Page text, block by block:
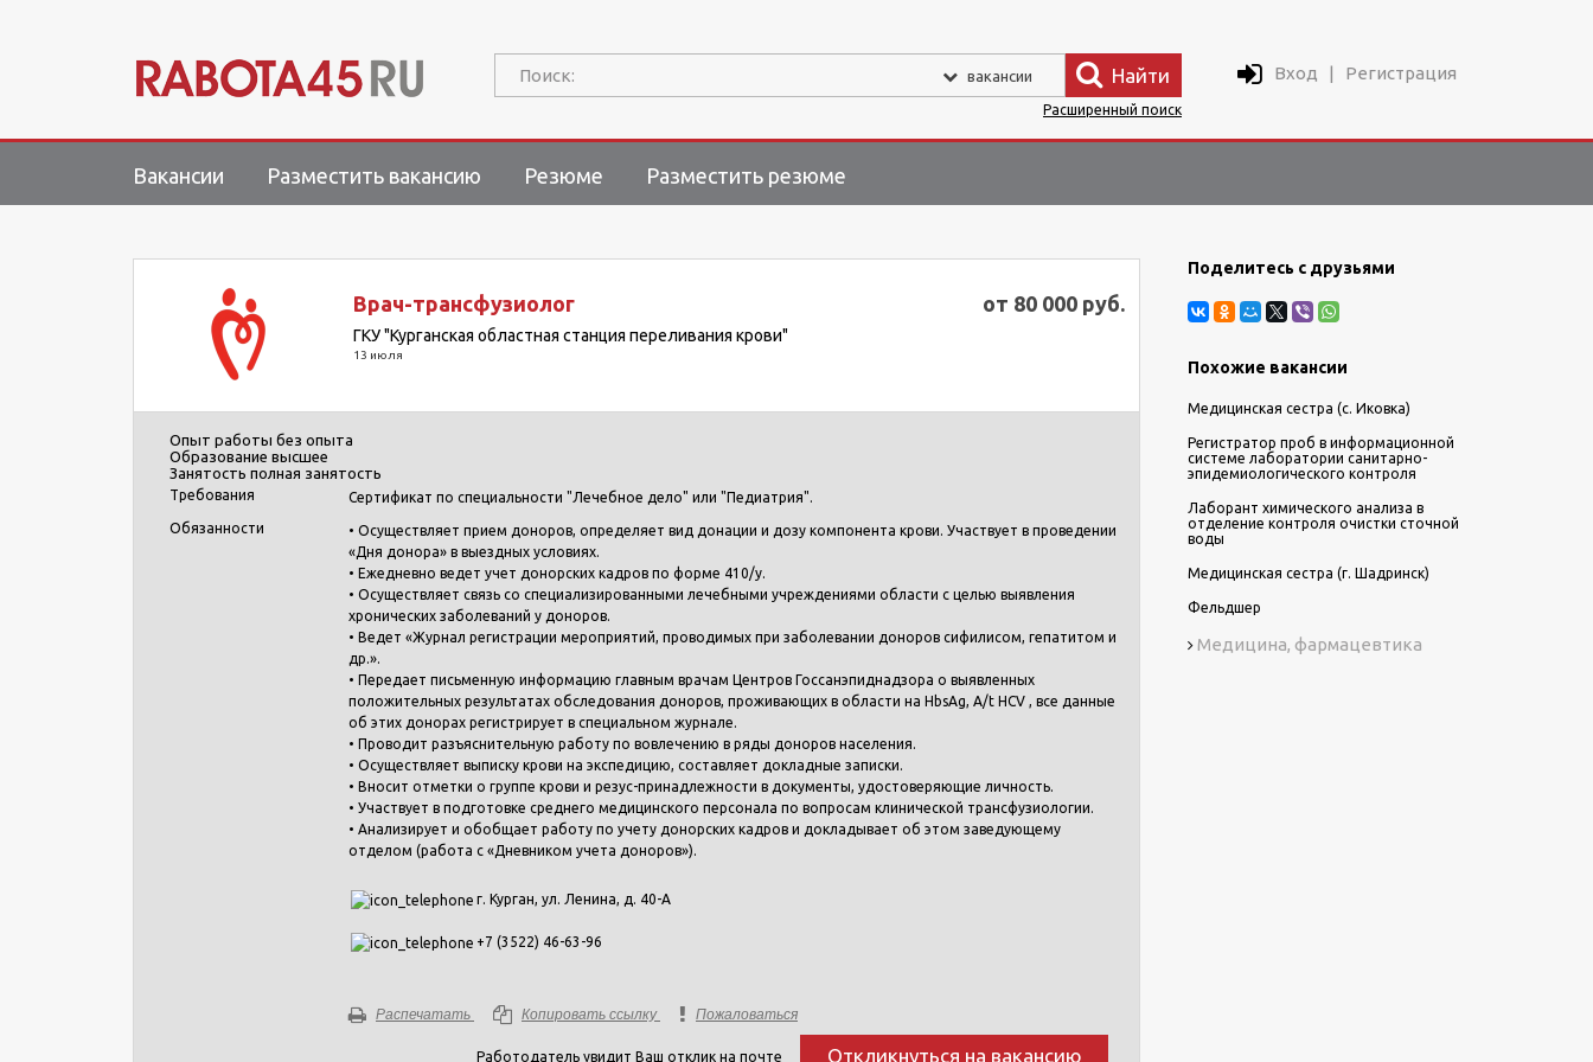
Поиск: вакансии Найти Вход | Регистрация
Расширенный поиск
Вакансии Разместить вакансию Резюме Разместить резюме
Врач-трансфузиолог от 80 000 руб.
ГКУ "Курганская областная станция переливания крови"
13 июля
Опыт работы без опыта
Образование высшее
Занятость полная занятость
Требования
Сертификат по специальности "Лечебное дело" или "Педиатрия".
Обязанности
• Осуществляет прием доноров, определяет вид донации и дозу компонента крови. Участвует в проведении
«Дня донора» в выездных условиях.
• Ежедневно ведет учет донорских кадров по форме 410/у.
• Осуществляет связь со специализированными лечебными учреждениями области с целью выявления
хронических заболеваний у доноров.
• Ведет «Журнал регистрации мероприятий, проводимых при заболевании доноров сифилисом, гепатитом и
др.».
• Передает письменную информацию главным врачам Центров Госсанэпиднадзора о выявленных
положительных результатах обследования доноров, проживающих в области на HbsAg, А/t HCV , все данные
об этих донорах регистрирует в специальном журнале.
• Проводит разъяснительную работу по вовлечению в ряды доноров населения.
• Осуществляет выписку крови на экспедицию, составляет докладные записки.
• Вносит отметки о группе крови и резус-принадлежности в документы, удостоверяющие личность.
• Участвует в подготовке среднего медицинского персонала по вопросам клинической трансфузиологии.
• Анализирует и обобщает работу по учету донорских кадров и докладывает об этом заведующему
отделом (работа с «Дневником учета доноров»).
г. Курган, ул. Ленина, д. 40-А
+7 (3522) 46-63-96
Распечатать Копировать ссылку Пожаловаться
Работодатель увидит Ваш отклик на почте Откликнуться на вакансию
Поделитесь с друзьями
Похожие вакансии
Медицинская сестра (с. Иковка)
Регистратор проб в информационной
системе лаборатории санитарно-
эпидемиологического контроля
Лаборант химического анализа в
отделение контроля очистки сточной
воды
Медицинская сестра (г. Шадринск)
Фельдшер
Медицина, фармацевтика